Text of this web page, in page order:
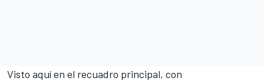
Visto aquí en el recuadro principal, con